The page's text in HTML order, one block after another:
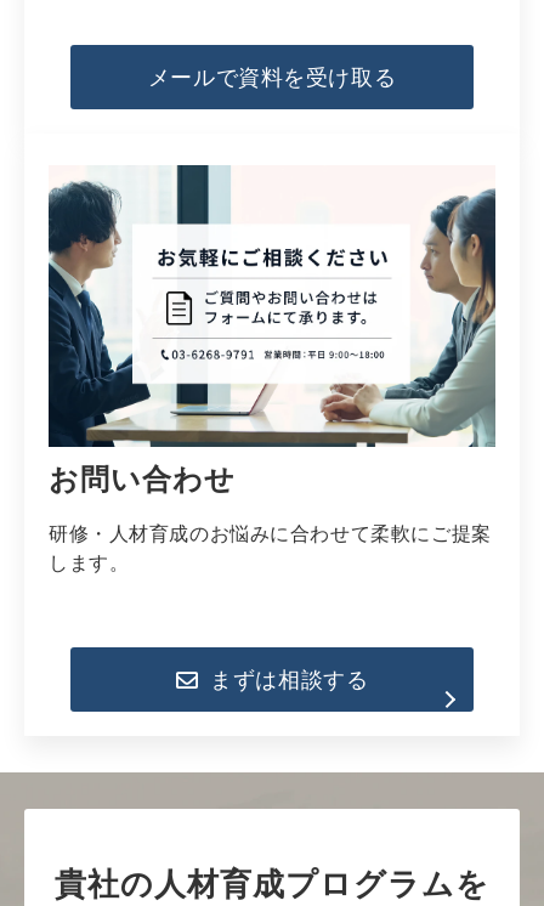
メールで資料を受け取る
お問い合わせ
研修・人材育成のお悩みに合わせて柔軟にご提案
します。
まずは相談する
貴社の人材育成プログラムを